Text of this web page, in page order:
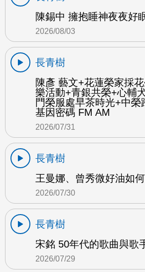
陳錫中 擁抱睡神夜夜好
2026/08/03
長青樹
陳彥 藝文+花蓮榮家採
樂活動+青銀共榮+心輔
門榮服處早茶時光+中榮
基因密碼 FM AM
2026/07/31
長青樹
王曼娜、曾秀微好油如
2026/07/30
長青樹
宋銘 50年代的歌曲與歌
2026/07/29